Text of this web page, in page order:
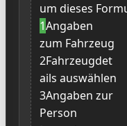
um dieses
1Angaben
zum Fahrzeug
2Fahrzeugdet
ails auswählen
3Angaben zur
Person